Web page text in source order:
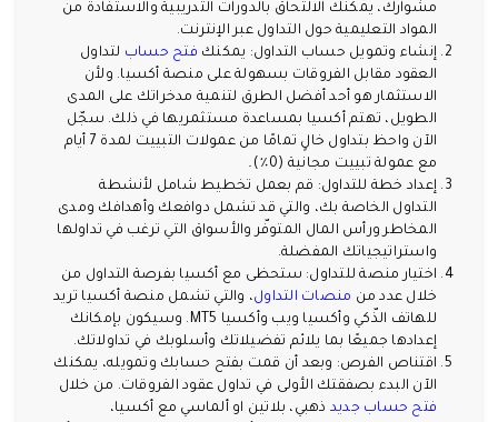
مشوارك، يمكنك الالتحاق بالدورات التدريبية والاستفادة من
المواد التعليمية حول التداول عبر الإنترنت.
إنشاء وتمويل حساب التداول: يمكنك فتح حساب لتداول
العقود مقابل الفروقات بسهولة على منصة أكسيا. ولأن
الاستثمار هو أحد أفضل الطرق لتنمية مدخراتك على المدى
الطويل، تهتم أكسيا بمساعدة مستثمريها في ذلك. سجّل
الآن واحظ بتداول خالٍ تمامًا من عمولات التبييت لمدة 7 أيام
مع عمولة تبييت مجانية (0٪)
.
إعداد خطة للتداول: قم بعمل تخطيط شامل لأنشطة
التداول الخاصة بك، والتي قد تشمل دوافعك وأهدافك ومدى
المخاطر ورأس المال المتوفّر والأسواق التي ترغب في تداولها
واستراتيجياتك المفضلة.
اختيار منصة للتداول: ستحظى مع أكسيا بفرصة التداول من
خلال عدد من منصات التداول، والتي تشمل منصة أكسيا تريد
للهاتف الذّكي وأكسيا ويب وأكسيا MT5. وسيكون بإمكانك
إعدادها جميعًا بما يلائم تفضيلاتك وأسلوبك في تداولاتك.
اقتناص الفرص: وبعد أن قمت بفتح حسابك وتمويله، يمكنك
الآن البدء بصفقتك الأولى في تداول عقود الفروقات. من خلال
فتح حساب جديد ذهبي، بلاتين او ألماسي مع أكسيا،